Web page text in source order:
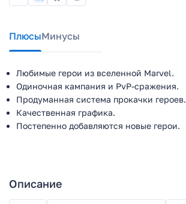
ПлюсыМинусы
Любимые герои из вселенной Marvel.
Одиночная кампания и PvP-сражения.
Продуманная система прокачки героев.
Качественная графика.
Постепенно добавляются новые герои.
Описание